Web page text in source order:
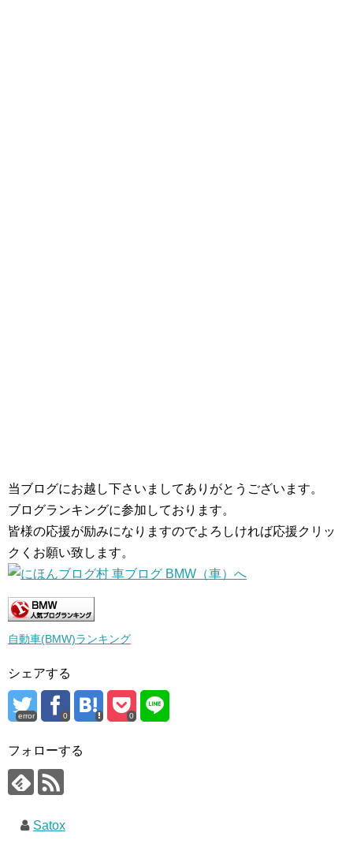
当ブログにお越し下さいましてありがとうございます。
ブログランキングに参加しております。
皆様の応援が励みになりますのでよろしければ応援クリッ
クくお願い致します。
自動車(BMW)ランキング
シェアする
error 0 0
フォローする
Satox